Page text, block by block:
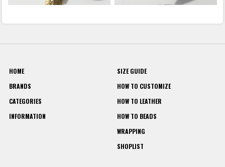
HOME
BRANDS
CATEGORIES
INFORMATION
SIZE GUIDE
HOW TO CUSTOMIZE
HOW TO LEATHER
HOW TO BEADS
WRAPPING
SHOPLIST